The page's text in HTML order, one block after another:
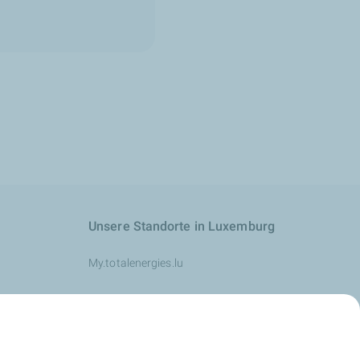
Unsere Standorte in Luxemburg
My.totalenergies.lu